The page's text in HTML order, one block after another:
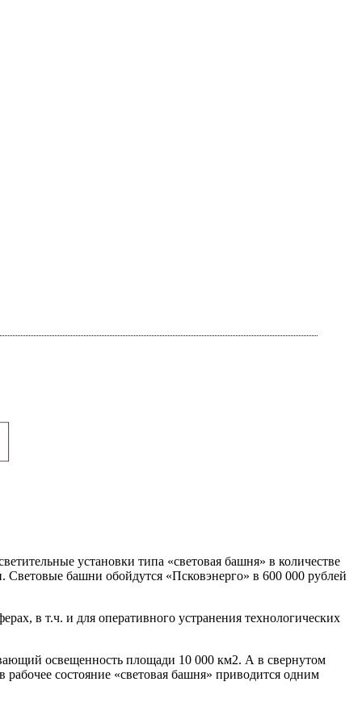
установки типа «световая башня» в количестве
башни обойдутся «Псковэнерго» в 600 000 рублей
в т.ч. и для оперативного устранения технологических
освещенность площади 10 000 км2. А в свернутом
состояние «световая башня» приводится одним